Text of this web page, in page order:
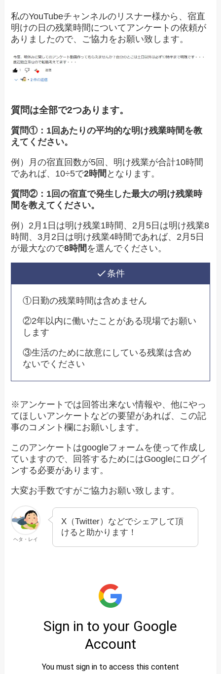
私のYouTubeチャンネルのリスナー様から、宿直
明けの日の残業時間についてアンケートの依頼が
ありましたので、ご協力をお願い致します。
質問は全部で2つあります。
質問①：1回あたりの平均的な明け残業時間を教
えてください。
例）月の宿直回数が5回、明け残業が合計10時間
であれば、10÷5で2時間 となります。
質問②：1回の宿直で発生した最大の明け残業時
間を教えてください。
例）2月1日は明け残業1時間、2月5日は明け残業8
時間、3月2日は明け残業4時間であれば、2月5日
が最大なので8時間 を選んでください。
条件
①日勤の残業時間は含めません
②2年以内に働いたことがある現場でお願い
します
③生活のために故意にしている残業は含め
ないでください
※アンケートでは回答出来ない情報や、他にやっ
てほしいアンケートなどの要望があれば、この記
事のコメント欄にお願いします。
このアンケートはgoogleフォームを使って作成し
ていますので、回答するためにはGoogleにログイ
ンする必要があります。
大変お手数ですがご協力お願い致します。
ヘタ・レイ
X（Twitter）などでシェアして頂
けると助かります！